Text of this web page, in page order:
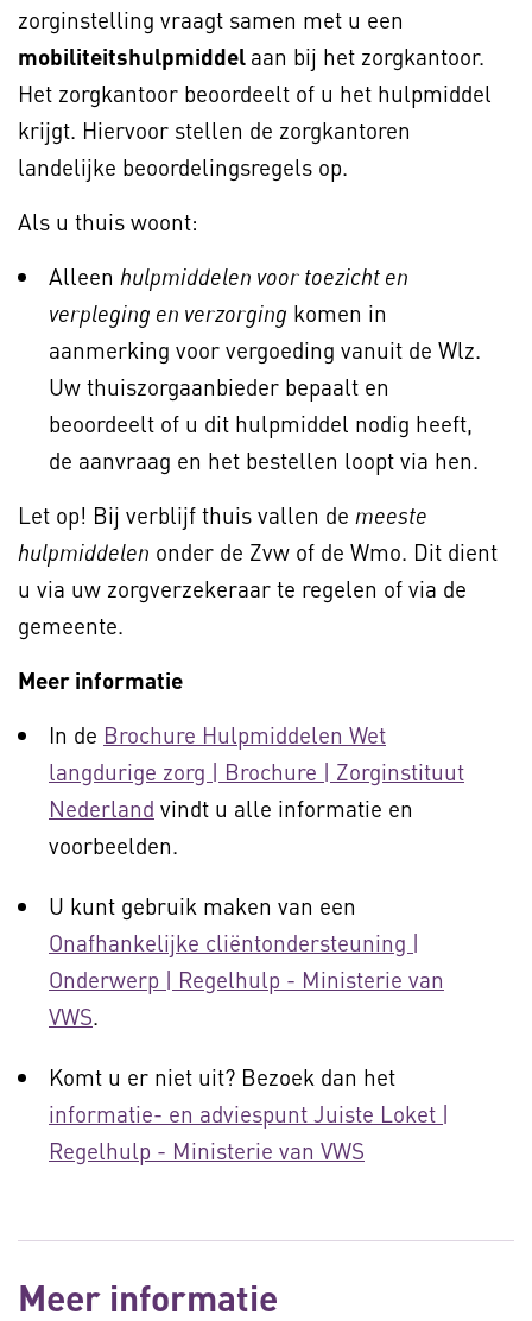
zorginstelling vraagt samen met u een
mobiliteitshulpmiddel aan bij het zorgkantoor.
Het zorgkantoor beoordeelt of u het hulpmiddel
krijgt. Hiervoor stellen de zorgkantoren
landelijke beoordelingsregels op.
Als u thuis woont:
Alleen hulpmiddelen voor toezicht en
verpleging en verzorging komen in
aanmerking voor vergoeding vanuit de Wlz.
Uw thuiszorgaanbieder bepaalt en
beoordeelt of u dit hulpmiddel nodig heeft,
de aanvraag en het bestellen loopt via hen.
Let op! Bij verblijf thuis vallen de meeste
hulpmiddelen onder de Zvw of de Wmo. Dit dient
u via uw zorgverzekeraar te regelen of via de
gemeente.
Meer informatie
In de Brochure Hulpmiddelen Wet
langdurige zorg | Brochure | Zorginstituut
Nederland vindt u alle informatie en
voorbeelden.
U kunt gebruik maken van een
Onafhankelijke cliëntondersteuning |
Onderwerp | Regelhulp - Ministerie van
VWS.
Komt u er niet uit? Bezoek dan het
informatie- en adviespunt Juiste Loket |
Regelhulp - Ministerie van VWS
Meer informatie